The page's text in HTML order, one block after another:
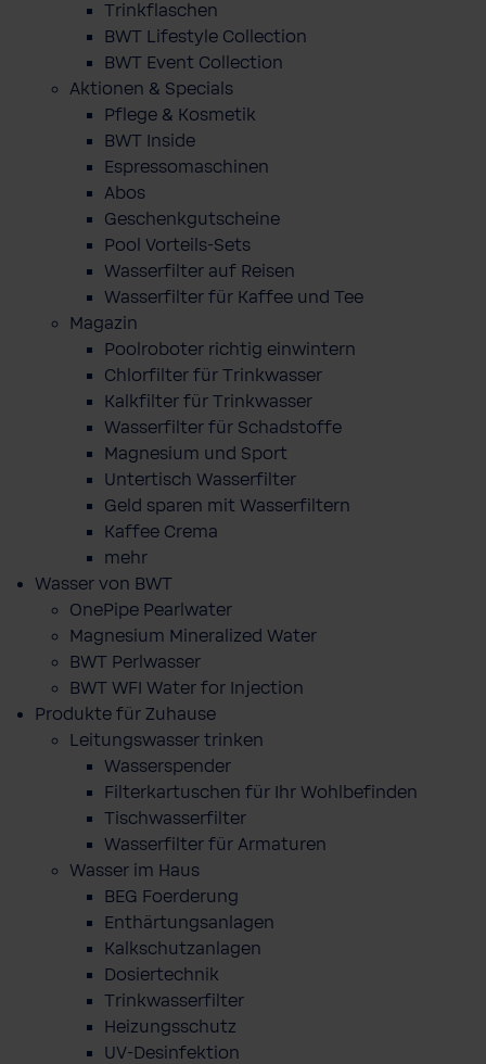
Trinkflaschen
BWT Lifestyle Collection
BWT Event Collection
Aktionen & Specials
Pflege & Kosmetik
BWT Inside
Espressomaschinen
Abos
Geschenkgutscheine
Pool Vorteils-Sets
Wasserfilter auf Reisen
Wasserfilter für Kaffee und Tee
Magazin
Poolroboter richtig einwintern
Chlorfilter für Trinkwasser
Kalkfilter für Trinkwasser
Wasserfilter für Schadstoffe
Magnesium und Sport
Untertisch Wasserfilter
Geld sparen mit Wasserfiltern
Kaffee Crema
mehr
Wasser von BWT
OnePipe Pearlwater
Magnesium Mineralized Water
BWT Perlwasser
BWT WFI Water for Injection
Produkte für Zuhause
Leitungswasser trinken
Wasserspender
Filterkartuschen für Ihr Wohlbefinden
Tischwasserfilter
Wasserfilter für Armaturen
Wasser im Haus
BEG Foerderung
Enthärtungsanlagen
Kalkschutzanlagen
Dosiertechnik
Trinkwasserfilter
Heizungsschutz
UV-Desinfektion